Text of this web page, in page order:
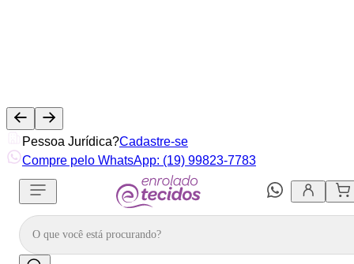
Pessoa Jurídica?Cadastre-se
Compre pelo WhatsApp: (19) 99823-7783